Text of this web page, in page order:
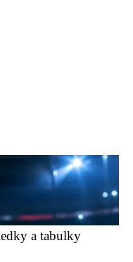
a tabulky